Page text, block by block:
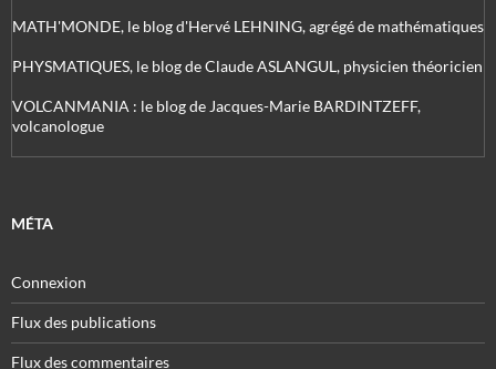
MATH'MONDE, le blog d'Hervé LEHNING, agrégé de mathématiques
PHYSMATIQUES, le blog de Claude ASLANGUL, physicien théoricien
VOLCANMANIA : le blog de Jacques-Marie BARDINTZEFF,
volcanologue
MÉTA
Connexion
Flux des publications
Flux des commentaires